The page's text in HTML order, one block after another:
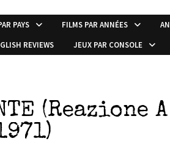
PAYS FILMS PAR ANNÉES
REVIEWS JEUX PAR CONSOLE
(Reazione